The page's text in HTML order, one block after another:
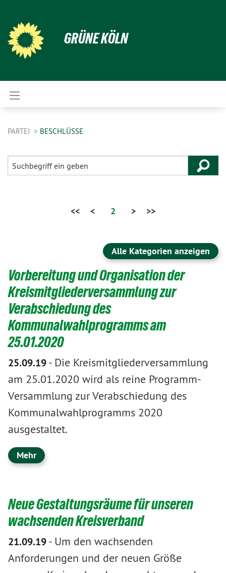
GRÜNE KÖLN
PARTEI BESCHLÜSSE
<< < 2 > >>
Alle Kategorien anzeigen
Vorbereitung und Organisation der
Kreismitgliederversammlung zur
Verabschiedung des
Kommunalwahlprogramms am
25.01.2020
25.09.19- Die Kreismitgliederversammlung
am 25.01.2020 wird als reine Programm-
Versammlung zur Verabschiedung des
Kommunalwahlprogramms 2020
ausgestaltet.
Mehr
Neue Gestaltungsräume für unseren
wachsenden Kreisverband
21.09.19- Um den wachsenden
Anforderungen und der neuen Größe